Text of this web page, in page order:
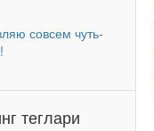
совсем чуть-
теглари